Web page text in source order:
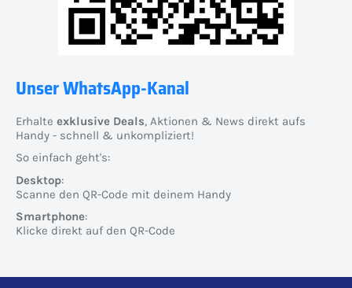
Unser WhatsApp-Kanal
Erhalte exklusive Deals, Aktionen & News direkt aufs
Handy - schnell & unkompliziert!
So einfach geht's:
Desktop:
Scanne den QR-Code mit deinem Handy
Smartphone:
Klicke direkt auf den QR-Code